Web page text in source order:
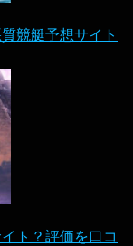
競艇予想サイト
ト？評価を口コ